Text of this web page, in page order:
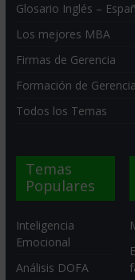
Glosario Inglés –
Los mejores MBA
Firmas de Gerencia
Formación de Gerencia
Todos los Temas
Temas
Populares
Inteligencia
Emocional
Análisis DOFA